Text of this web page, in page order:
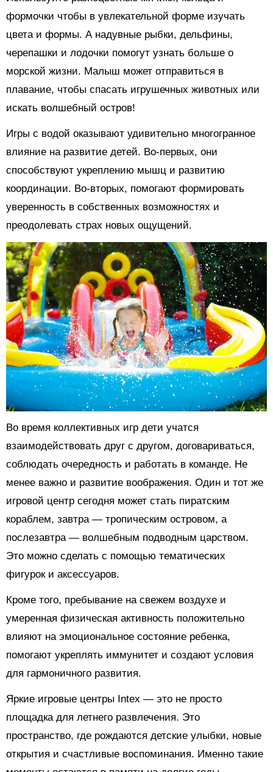
формочки чтобы в увлекательной форме изучать
цвета и формы. А надувные рыбки, дельфины,
черепашки и лодочки помогут узнать больше о
морской жизни. Малыш может отправиться в
плавание, чтобы спасать игрушечных животных или
искать волшебный остров!
Игры с водой оказывают удивительно многогранное
влияние на развитие детей. Во-первых, они
способствуют укреплению мышц и развитию
координации. Во-вторых, помогают формировать
уверенность в собственных возможностях и
преодолевать страх новых ощущений.
Во время коллективных игр дети учатся
взаимодействовать друг с другом, договариваться,
соблюдать очередность и работать в команде. Не
менее важно и развитие воображения. Один и тот же
игровой центр сегодня может стать пиратским
кораблем, завтра — тропическим островом, а
послезавтра — волшебным подводным царством.
Это можно сделать с помощью тематических
фигурок и аксессуаров.
Кроме того, пребывание на свежем воздухе и
умеренная физическая активность положительно
влияют на эмоциональное состояние ребенка,
помогают укреплять иммунитет и создают условия
для гармоничного развития.
Яркие игровые центры Intex — это не просто
площадка для летнего развлечения. Это
пространство, где рождаются детские улыбки, новые
открытия и счастливые воспоминания. Именно такие